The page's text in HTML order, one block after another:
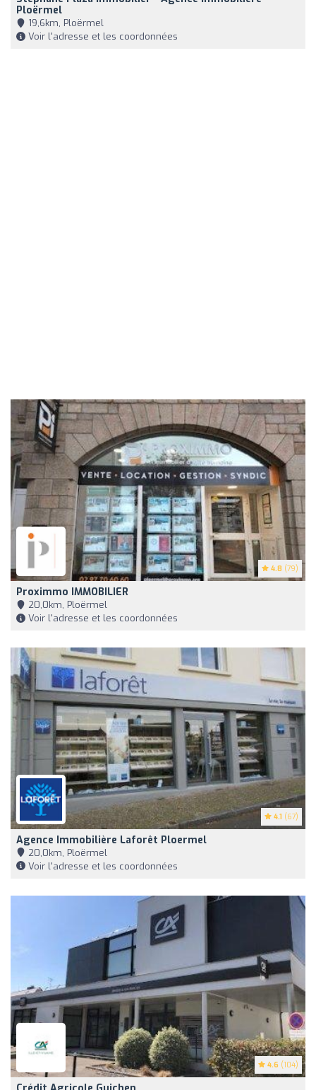
Ploërmel
19,6km, Ploërmel
Voir l'adresse et les coordonnées
4.8 (79)
Proximmo IMMOBILIER
20,0km, Ploërmel
Voir l'adresse et les coordonnées
4.1 (67)
Agence Immobilière Laforêt Ploermel
20,0km, Ploërmel
Voir l'adresse et les coordonnées
4.6 (104)